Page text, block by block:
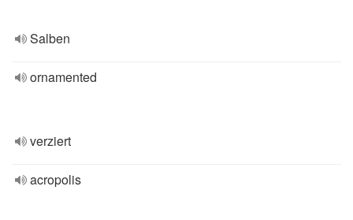
Salben
ornamented
verziert
acropolis